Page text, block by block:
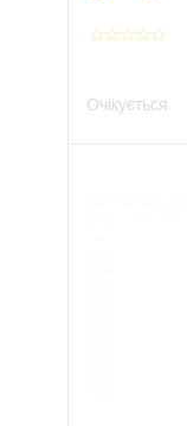
star_borderstar_borderstar_borderstar_borderstar_border
Очікується